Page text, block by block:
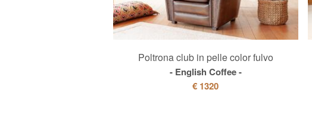
Poltrona club in pelle color fulvo
English Coffee
€ 1320